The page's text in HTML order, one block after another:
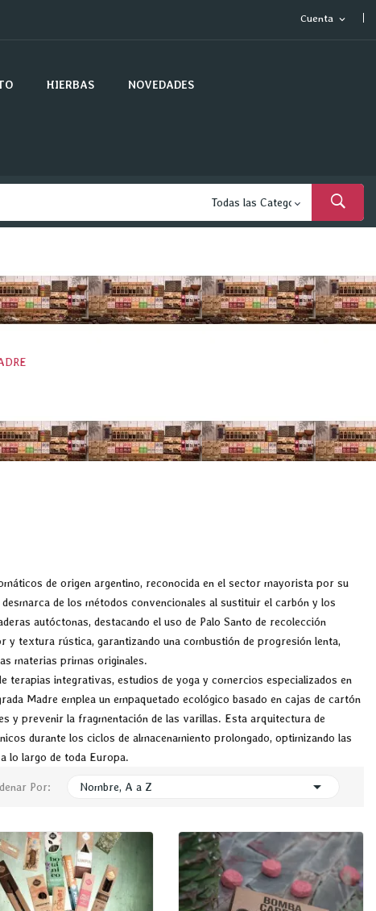
Cuenta expand_more
HIERBAS NOVEDADES
de origen argentino, reconocida en el sector mayorista por su
de los métodos convencionales al sustituir el carbón y los
autóctonas, destacando el uso de Palo Santo de recolección
textura rústica, garantizando una combustión de progresión lenta,
materias primas originales.
integrativas, estudios de yoga y comercios especializados en
Madre emplea un empaquetado ecológico basado en cajas de cartón
y prevenir la fragmentación de las varillas. Esta arquitectura de
durante los ciclos de almacenamiento prolongado, optimizando las
lo largo de toda Europa.
Por: Nombre, A a Z 